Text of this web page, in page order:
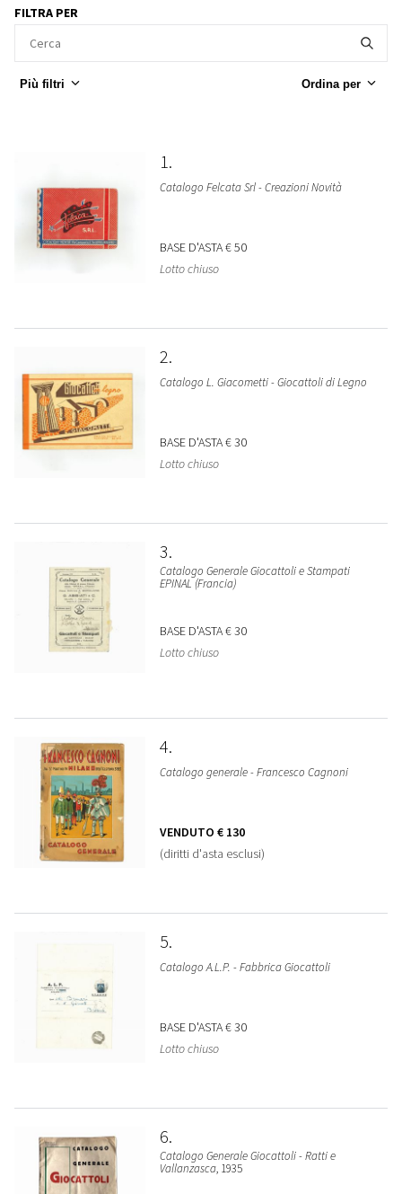
FILTRA PER
Più filtri Ordina per
1
Catalogo Felcata Srl - Creazioni Novità
BASE D'ASTA€ 50
Lotto chiuso
2
Catalogo L. Giacometti - Giocattoli di Legno
BASE D'ASTA€ 30
Lotto chiuso
3
Catalogo Generale Giocattoli e Stampati
EPINAL (Francia)
BASE D'ASTA€ 30
Lotto chiuso
4
Catalogo generale - Francesco Cagnoni
VENDUTO € 130
(diritti d'asta esclusi)
5
Catalogo A.L.P. - Fabbrica Giocattoli
BASE D'ASTA€ 30
Lotto chiuso
6
Catalogo Generale Giocattoli - Ratti e
Vallanzasca, 1935